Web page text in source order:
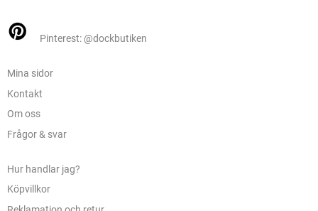
Pinterest: @dockbutiken
Mina sidor
Kontakt
Om oss
Frågor & svar
Hur handlar jag?
Köpvillkor